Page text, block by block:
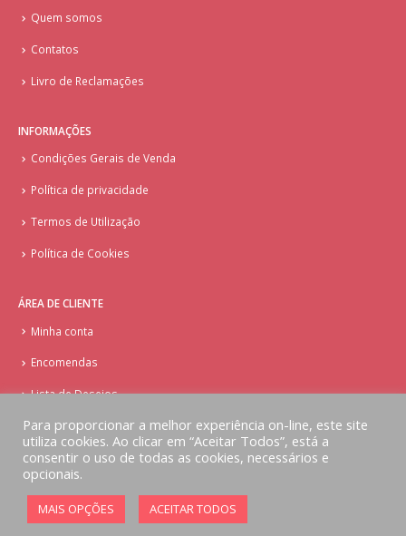
Quem somos
Contatos
Livro de Reclamações
INFORMAÇÕES
Condições Gerais de Venda
Política de privacidade
Termos de Utilização
Política de Cookies
ÁREA DE CLIENTE
Minha conta
Encomendas
Lista de Desejos
© Copyright - Doces Tentações - Cake Design
Implementado por AlbergueDigital.com
Para proporcionar a melhor experiência on-line, este site
utiliza cookies. Ao clicar em “Aceitar Todos”, está a
consentir o uso de todas as cookies, necessários e
opcionais.
MAIS OPÇÕES ACEITAR TODOS